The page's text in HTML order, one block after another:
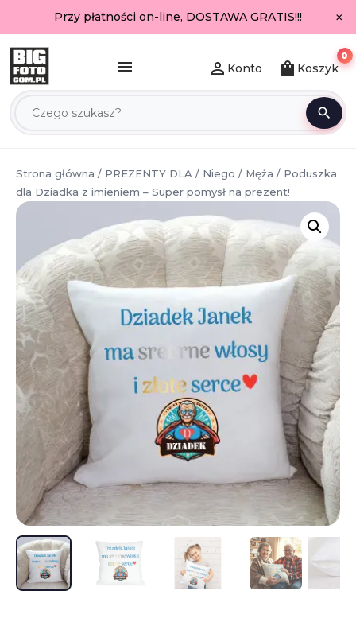
Przy płatności on-line, DOSTAWA GRATIS!!! ×
menu
search
person_outline Konto shopping_bag Koszyk
0
Strona główna / PREZENTY DLA / Niego / Męża / Poduszka
dla Dziadka z imieniem – Super pomysł na prezent!